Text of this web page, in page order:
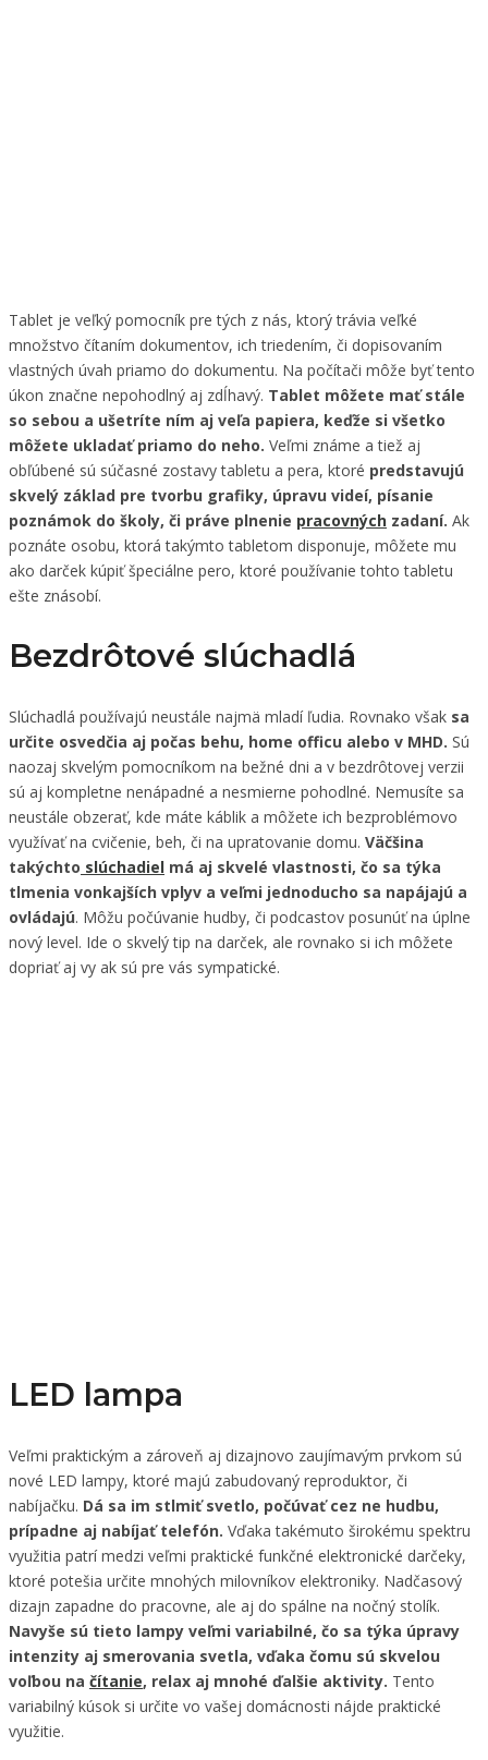
Tablet je veľký pomocník pre tých z nás, ktorý trávia veľké
množstvo čítaním dokumentov, ich triedením, či dopisovaním
vlastných úvah priamo do dokumentu. Na počítači môže byť tento
úkon značne nepohodlný aj zdĺhavý. Tablet môžete mať stále
so sebou a ušetríte ním aj veľa papiera, keďže si všetko
môžete ukladať priamo do neho. Veľmi známe a tiež aj
obľúbené sú súčasné zostavy tabletu a pera, ktoré predstavujú
skvelý základ pre tvorbu grafiky, úpravu videí, písanie
poznámok do školy, či práve plnenie pracovných zadaní. Ak
poznáte osobu, ktorá takýmto tabletom disponuje, môžete mu
ako darček kúpiť špeciálne pero, ktoré používanie tohto tabletu
ešte znásobí.
Bezdrôtové slúchadlá
Slúchadlá používajú neustále najmä mladí ľudia. Rovnako však sa
určite osvedčia aj počas behu, home officu alebo v MHD. Sú
naozaj skvelým pomocníkom na bežné dni a v bezdrôtovej verzii
sú aj kompletne nenápadné a nesmierne pohodlné. Nemusíte sa
neustále obzerať, kde máte káblik a môžete ich bezproblémovo
využívať na cvičenie, beh, či na upratovanie domu. Väčšina
takýchto slúchadiel má aj skvelé vlastnosti, čo sa týka
tlmenia vonkajších vplyv a veľmi jednoducho sa napájajú a
ovládajú. Môžu počúvanie hudby, či podcastov posunúť na úplne
nový level. Ide o skvelý tip na darček, ale rovnako si ich môžete
dopriať aj vy ak sú pre vás sympatické.
LED lampa
Veľmi praktickým a zároveň aj dizajnovo zaujímavým prvkom sú
nové LED lampy, ktoré majú zabudovaný reproduktor, či
nabíjačku. Dá sa im stlmiť svetlo, počúvať cez ne hudbu,
prípadne aj nabíjať telefón. Vďaka takémuto širokému spektru
využitia patrí medzi veľmi praktické funkčné elektronické darčeky,
ktoré potešia určite mnohých milovníkov elektroniky. Nadčasový
dizajn zapadne do pracovne, ale aj do spálne na nočný stolík.
Navyše sú tieto lampy veľmi variabilné, čo sa týka úpravy
intenzity aj smerovania svetla, vďaka čomu sú skvelou
voľbou na čítanie, relax aj mnohé ďalšie aktivity. Tento
variabilný kúsok si určite vo vašej domácnosti nájde praktické
využitie.